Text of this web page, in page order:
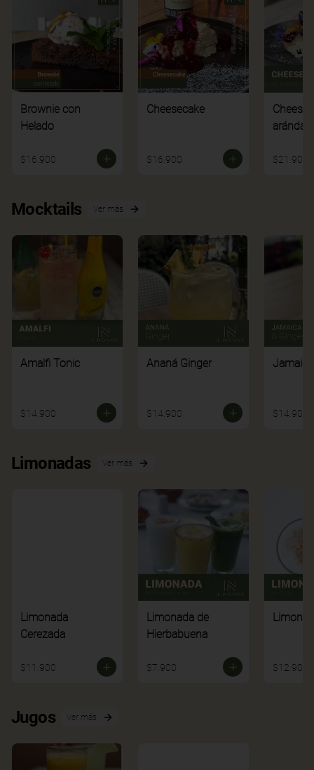
Brownie con
Helado
$16.900
Cheesecake
$16.900 $21.900
Mocktails Ver más
Amalfi Tonic
$14.900
Ananá Ginger
$14.900 $14.900
Limonadas Ver más
Limonada
Cerezada
$11.900
Limonada de
Hierbabuena
$7.900 $12.900
Jugos Ver más